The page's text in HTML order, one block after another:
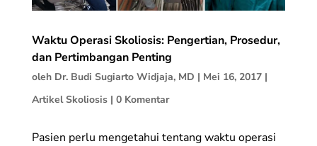
Waktu Operasi Skoliosis: Pengertian, Prosedur,
dan Pertimbangan Penting
oleh Dr. Budi Sugiarto Widjaja, MD | Mei 16, 2017|
Artikel Skoliosis| 0 Komentar
Pasien perlu mengetahui tentang waktu operasi